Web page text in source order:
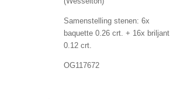
Samenstelling stenen: 6x
baquette 0.26 crt. + 16x briljant
0.12 crt.
OG117672